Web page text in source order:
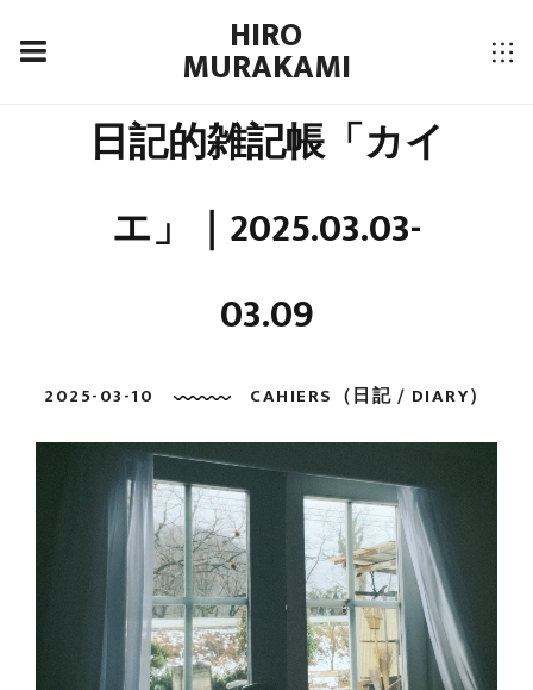
HIRO
MURAKAMI
日記的雑記帳「カイ
エ」｜2025.03.03-
03.09
2025-03-10 CAHIERS（日記 / DIARY）